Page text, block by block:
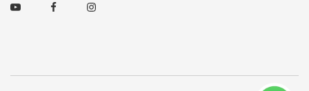
Youtube FacebookInstagram